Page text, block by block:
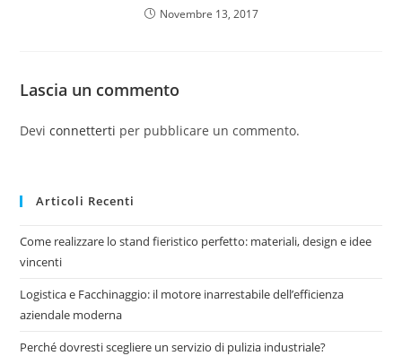
Novembre 13, 2017
Lascia un commento
Deviconnetterti per pubblicare un commento.
Articoli Recenti
Come realizzare lo stand fieristico perfetto: materiali, design e idee
vincenti
Logistica e Facchinaggio: il motore inarrestabile dell’efficienza
aziendale moderna
Perché dovresti scegliere un servizio di pulizia industriale?